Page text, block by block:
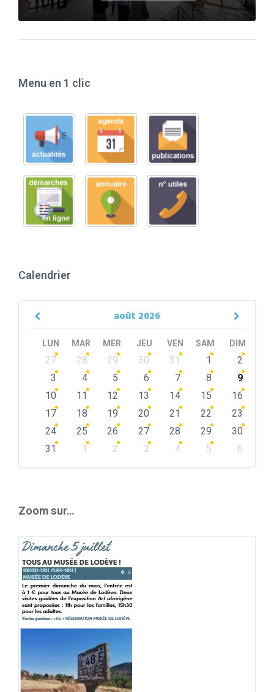
Menu en 1 clic
Calendrier
août 2026
Previous
LUN MAR MER JEU VEN SAM DIM
Skip
calendar
27 28 29 30 31 1
2
3
4 5 6 7 8
9
10
11 12 13 14 15
16
17
18 19 20 21 22
23
24
25 26 27 28 29
30
31
1 2 3 4 5
6
Zoom sur…